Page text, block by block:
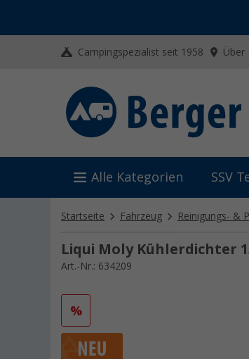
Campingspezialist seit 1958 Über
Alle Kategorien SSV
Startseite Fahrzeug Reinigungs- &
Liqui Moly Kühlerdichter
Art.-Nr.: 634209
%